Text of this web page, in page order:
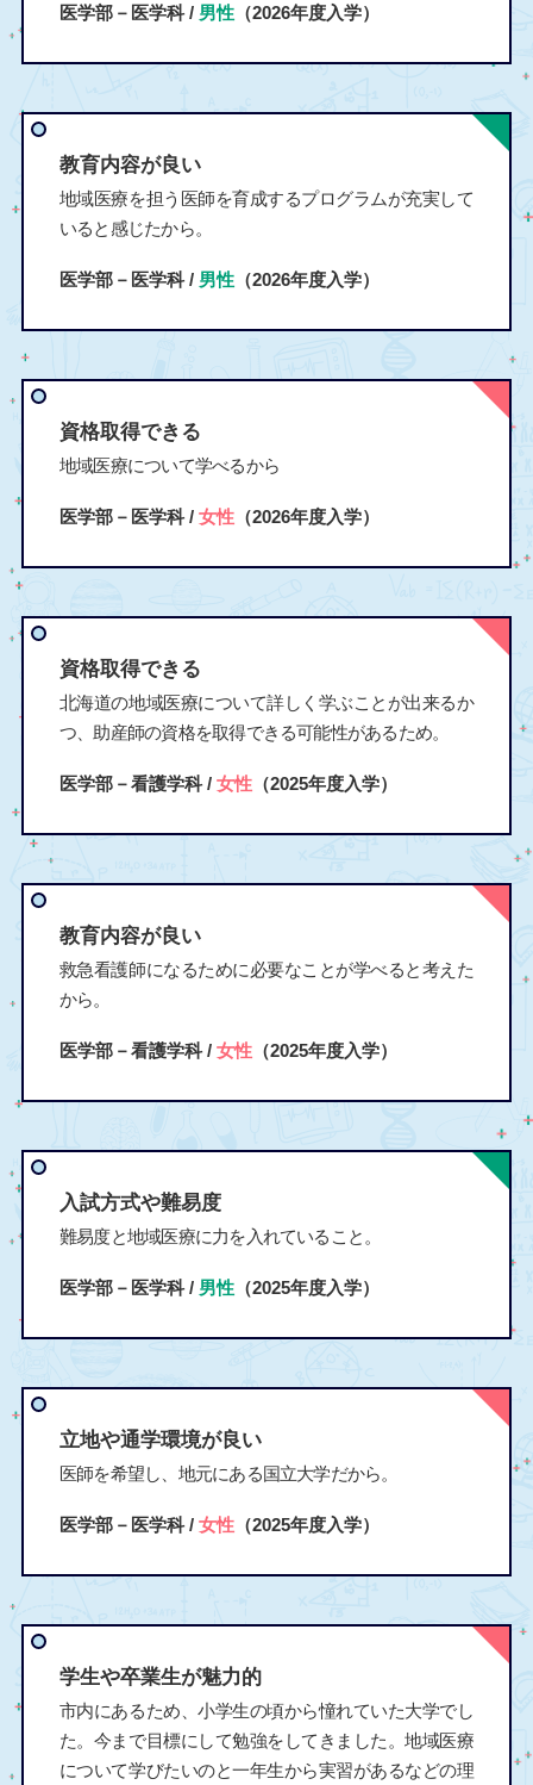
医学部－医学科 / 男性（2026年度入学）
教育内容が良い
地域医療を担う医師を育成するプログラムが充実して
いると感じたから。
医学部－医学科 / 男性（2026年度入学）
資格取得できる
地域医療について学べるから
医学部－医学科 / 女性（2026年度入学）
資格取得できる
北海道の地域医療について詳しく学ぶことが出来るか
つ、助産師の資格を取得できる可能性があるため。
医学部－看護学科 / 女性（2025年度入学）
教育内容が良い
救急看護師になるために必要なことが学べると考えた
から。
医学部－看護学科 / 女性（2025年度入学）
入試方式や難易度
難易度と地域医療に力を入れていること。
医学部－医学科 / 男性（2025年度入学）
立地や通学環境が良い
医師を希望し、地元にある国立大学だから。
医学部－医学科 / 女性（2025年度入学）
学生や卒業生が魅力的
市内にあるため、小学生の頃から憧れていた大学でし
た。今まで目標にして勉強をしてきました。地域医療
について学びたいのと一年生から実習があるなどの理